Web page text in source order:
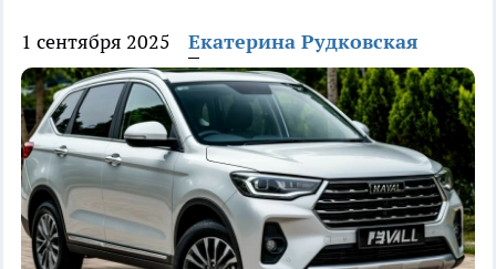
1 сентября 2025 Екатерина Рудковская